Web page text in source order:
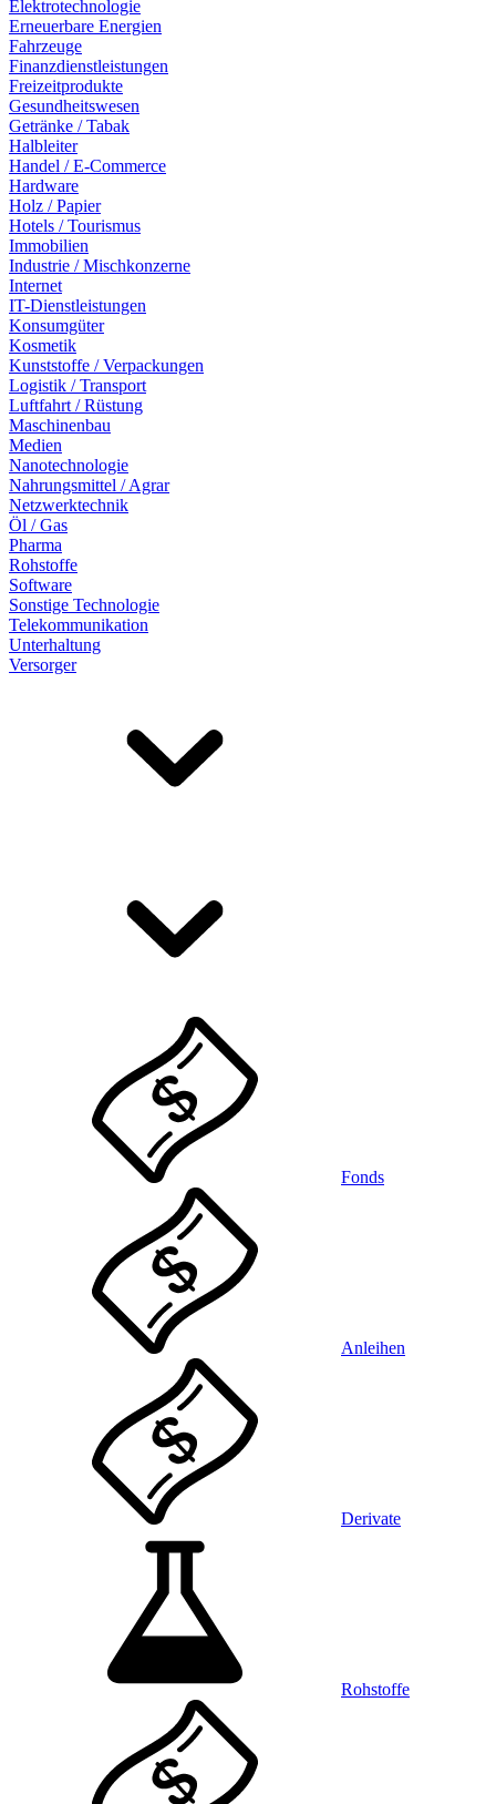
Elektrotechnologie
Erneuerbare Energien
Fahrzeuge
Finanzdienstleistungen
Freizeitprodukte
Gesundheitswesen
Getränke / Tabak
Halbleiter
Handel / E-Commerce
Hardware
Holz / Papier
Hotels / Tourismus
Immobilien
Industrie / Mischkonzerne
Internet
IT-Dienstleistungen
Konsumgüter
Kosmetik
Kunststoffe / Verpackungen
Logistik / Transport
Luftfahrt / Rüstung
Maschinenbau
Medien
Nanotechnologie
Nahrungsmittel / Agrar
Netzwerktechnik
Öl / Gas
Pharma
Rohstoffe
Software
Sonstige Technologie
Telekommunikation
Unterhaltung
Versorger
Fonds
Anleihen
Derivate
Rohstoffe